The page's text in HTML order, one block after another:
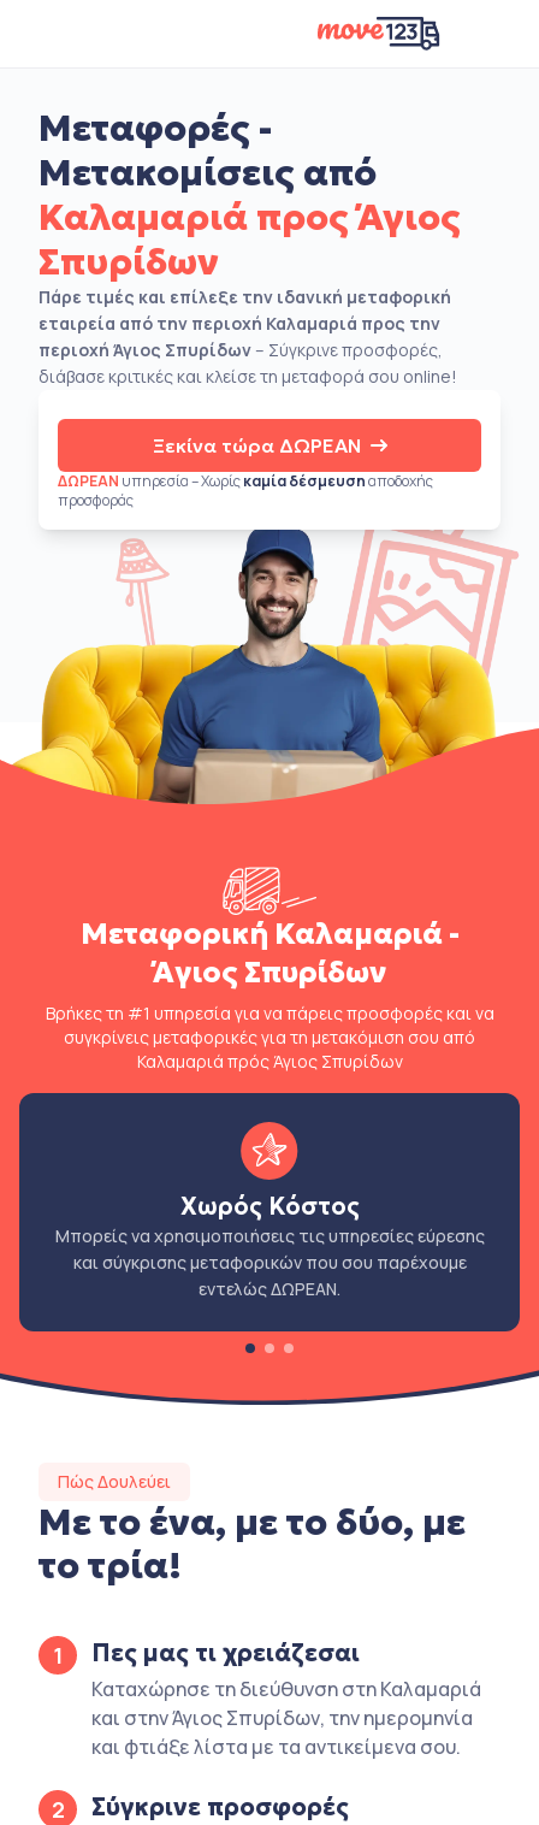
Μεταφορές -
Μετακομίσεις από
Καλαμαριά προς Άγιος
Σπυρίδων
Πάρε τιμές και επίλεξε την ιδανική μεταφορική
εταιρεία από την περιοχή Καλαμαριά προς την
περιοχή Άγιος Σπυρίδων – Σύγκρινε προσφορές,
διάβασε κριτικές και κλείσε τη μεταφορά σου online!
Ξεκίνα τώρα ΔΩΡΕΑΝ
ΔΩΡΕΑΝ υπηρεσία – Χωρίςκαμία δέσμευσηαποδοχής
προσφοράς
Μεταφορική Καλαμαριά -
Άγιος Σπυρίδων
Βρήκες τη #1 υπηρεσία για να πάρεις προσφορές και να
συγκρίνεις μεταφορικές για τη μετακόμιση σου από
Καλαμαριά πρός Άγιος Σπυρίδων
Χωρός Κόστος
Μπορείς να χρησιμοποιήσεις τις υπηρεσίες εύρεσης
και σύγκρισης μεταφορικών που σου παρέχουμε
εντελώς ΔΩΡΕΑΝ.
Πώς Δουλεύει
Με το ένα, με το δύο, με
το τρία!
1 Πες μας τι χρειάζεσαι
Καταχώρησε τη διεύθυνση στη Καλαμαριά
και στην Άγιος Σπυρίδων, την ημερομηνία
και φτιάξε λίστα με τα αντικείμενα σου.
2 Σύγκρινε προσφορές